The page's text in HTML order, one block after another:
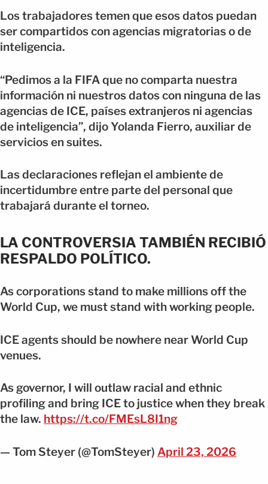
Los trabajadores temen que esos datos puedan
ser compartidos con agencias migratorias o de
inteligencia.
“Pedimos a la FIFA que no comparta nuestra
información ni nuestros datos con ninguna de las
agencias de ICE, países extranjeros ni agencias
de inteligencia”, dijo Yolanda Fierro, auxiliar de
servicios en suites.
Las declaraciones reflejan el ambiente de
incertidumbre entre parte del personal que
trabajará durante el torneo.
LA CONTROVERSIA TAMBIÉN RECIBIÓ
RESPALDO POLÍTICO.
As corporations stand to make millions off the
World Cup, we must stand with working people.
ICE agents should be nowhere near World Cup
venues.
As governor, I will outlaw racial and ethnic
profiling and bring ICE to justice when they break
the law. https://t.co/FMEsL8I1ng
— Tom Steyer (@TomSteyer) April 23, 2026